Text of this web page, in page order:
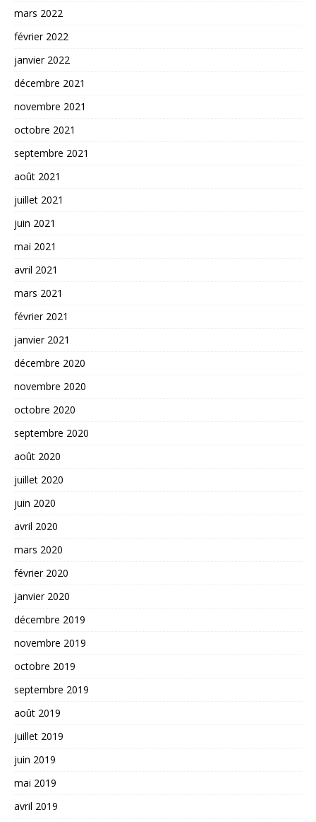
mars 2022
février 2022
janvier 2022
décembre 2021
novembre 2021
octobre 2021
septembre 2021
août 2021
juillet 2021
juin 2021
mai 2021
avril 2021
mars 2021
février 2021
janvier 2021
décembre 2020
novembre 2020
octobre 2020
septembre 2020
août 2020
juillet 2020
juin 2020
avril 2020
mars 2020
février 2020
janvier 2020
décembre 2019
novembre 2019
octobre 2019
septembre 2019
août 2019
juillet 2019
juin 2019
mai 2019
avril 2019